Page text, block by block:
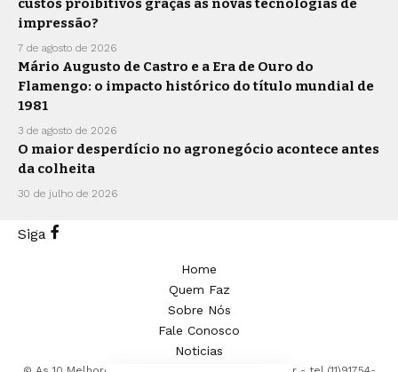
custos proibitivos graças às novas tecnologias de
impressão?
7 de agosto de 2026
Mário Augusto de Castro e a Era de Ouro do
Flamengo: o impacto histórico do título mundial de
1981
3 de agosto de 2026
O maior desperdício no agronegócio acontece antes
da colheita
30 de julho de 2026
Siga
Home
Quem Faz
Sobre Nós
Fale Conosco
Noticias